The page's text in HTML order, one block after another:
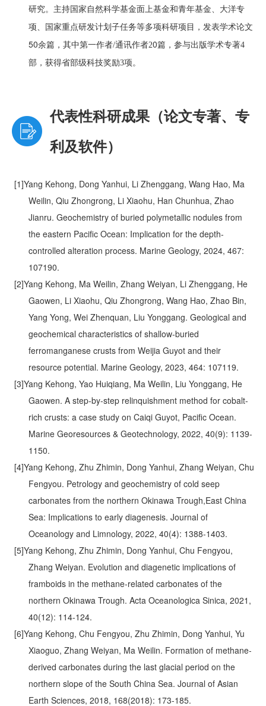
研究。 主持国家自然科学基金面上基金和青年基金、大洋专
项、国家重点研发计划子任务等多项科研项目，发表学术论文
50余篇，其中第一作者/通讯作者20篇，参与出版学术专著4
部，获得省部级科技奖励3项。
代表性科研成果（论文专著、专
利及软件）
[1]Yang Kehong, Dong Yanhui, Li Zhenggang, Wang Hao, Ma
Weilin, Qiu Zhongrong, Li Xiaohu, Han Chunhua, Zhao
Jianru. Geochemistry of buried polymetallic nodules from
the eastern Pacific Ocean: Implication for the depth-
controlled alteration process. Marine Geology, 2024, 467:
107190.
[2]Yang Kehong, Ma Weilin, Zhang Weiyan, Li Zhenggang, He
Gaowen, Li Xiaohu, Qiu Zhongrong, Wang Hao, Zhao Bin,
Yang Yong, Wei Zhenquan, Liu Yonggang. Geological and
geochemical characteristics of shallow-buried
ferromanganese crusts from Weijia Guyot and their
resource potential. Marine Geology, 2023, 464: 107119.
[3]Yang Kehong, Yao Huiqiang, Ma Weilin, Liu Yonggang, He
Gaowen. A step-by-step relinquishment method for cobalt-
rich crusts: a case study on Caiqi Guyot, Pacific Ocean.
Marine Georesources & Geotechnology, 2022, 40(9): 1139-
1150.
[4]Yang Kehong, Zhu Zhimin, Dong Yanhui, Zhang Weiyan, Chu
Fengyou. Petrology and geochemistry of cold seep
carbonates from the northern Okinawa Trough,East China
Sea: Implications to early diagenesis. Journal of
Oceanology and Limnology, 2022, 40(4): 1388-1403.
[5]Yang Kehong, Zhu Zhimin, Dong Yanhui, Chu Fengyou,
Zhang Weiyan. Evolution and diagenetic implications of
framboids in the methane-related carbonates of the
northern Okinawa Trough. Acta Oceanologica Sinica, 2021,
40(12): 114-124.
[6]Yang Kehong, Chu Fengyou, Zhu Zhimin, Dong Yanhui, Yu
Xiaoguo, Zhang Weiyan, Ma Weilin. Formation of methane-
derived carbonates during the last glacial period on the
northern slope of the South China Sea. Journal of Asian
Earth Sciences, 2018, 168(2018): 173-185.